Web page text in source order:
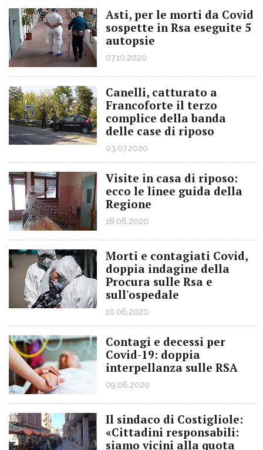
Asti, per le morti da Covid
sospette in Rsa eseguite 5
autopsie
07.10.2020
Canelli, catturato a
Francoforte il terzo
complice della banda
delle case di riposo
03.07.2020
Visite in casa di riposo:
ecco le linee guida della
Regione
18.06.2020
Morti e contagiati Covid,
doppia indagine della
Procura sulle Rsa e
sull'ospedale
10.06.2020
Contagi e decessi per
Covid-19: doppia
interpellanza sulle RSA
09.06.2020
Il sindaco di Costigliole:
«Cittadini responsabili:
siamo vicini alla quota